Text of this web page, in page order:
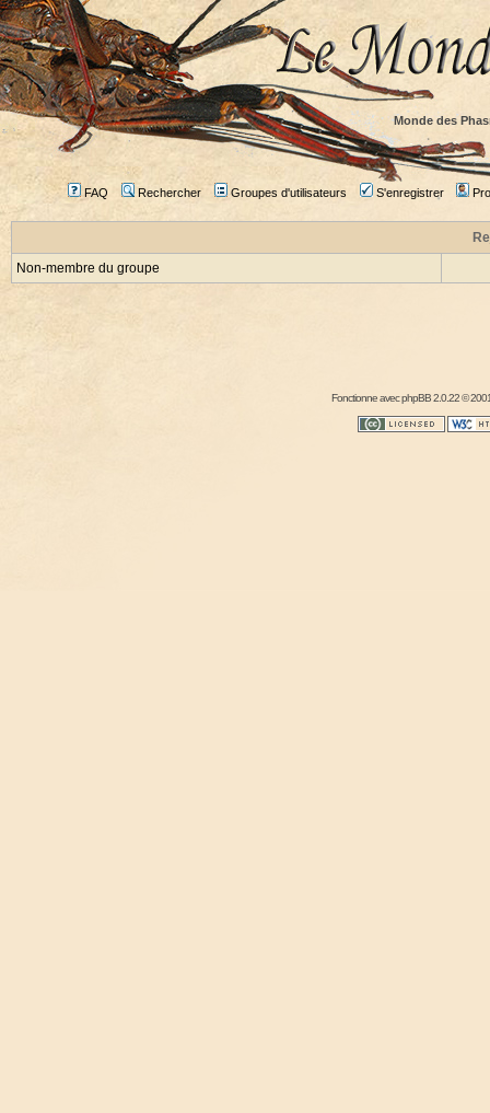
Monde des
FAQ Rechercher Groupes d'utilisateurs S'enregistrer
Non-membre du groupe
Fonctionne avecphpBB2.0.22 ©